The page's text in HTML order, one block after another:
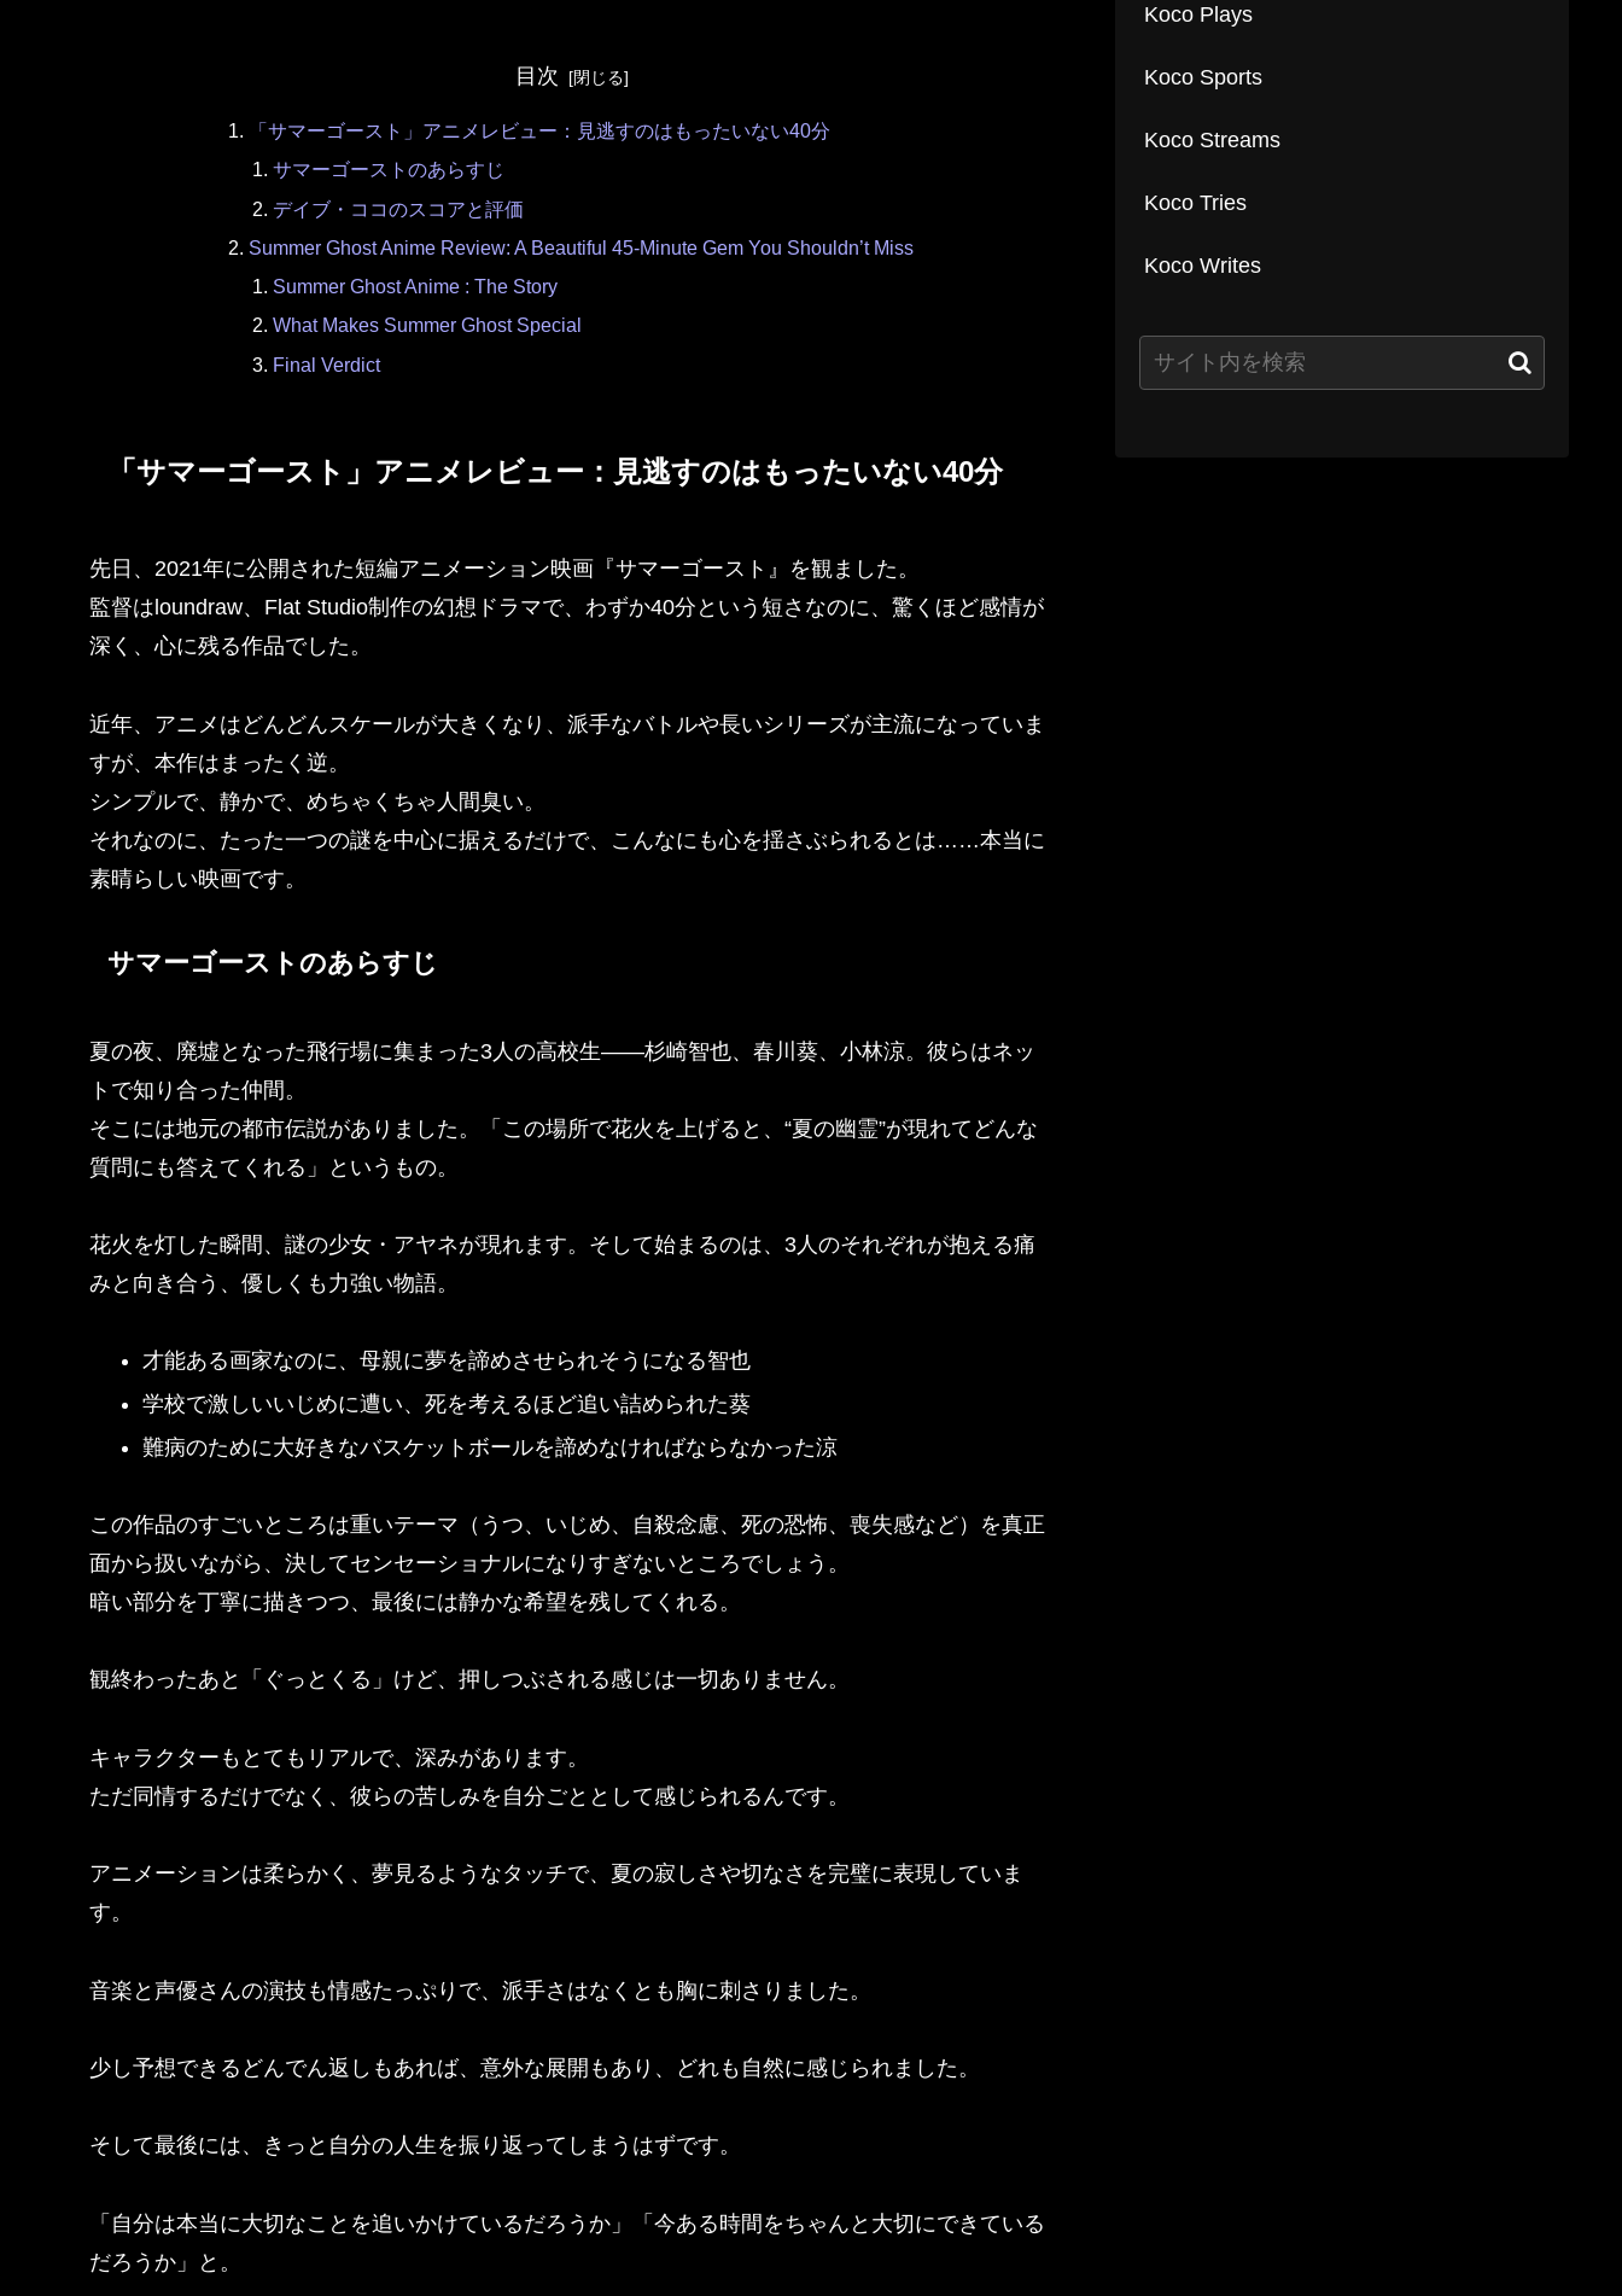
目次
「サマーゴースト」アニメレビュー：見逃すのはもったいない40分
サマーゴーストのあらすじ
デイブ・ココのスコアと評価
Summer Ghost Anime Review: A Beautiful 45-Minute Gem You Shouldn’t Miss
Summer Ghost Anime : The Story
What Makes Summer Ghost Special
Final Verdict
「サマーゴースト」アニメレビュー：見逃すのはもったいない40分
先日、2021年に公開された短編アニメーション映画『サマーゴースト』を観ました。
監督はloundraw、Flat Studio制作の幻想ドラマで、わずか40分という短さなのに、驚くほど感情が
深く、心に残る作品でした。
近年、アニメはどんどんスケールが大きくなり、派手なバトルや長いシリーズが主流になっていま
すが、本作はまったく逆。
シンプルで、静かで、めちゃくちゃ人間臭い。
それなのに、たった一つの謎を中心に据えるだけで、こんなにも心を揺さぶられるとは……本当に
素晴らしい映画です。
サマーゴーストのあらすじ
夏の夜、廃墟となった飛行場に集まった3人の高校生――杉崎智也、春川葵、小林涼。彼らはネッ
トで知り合った仲間。
そこには地元の都市伝説がありました。「この場所で花火を上げると、“夏の幽霊”が現れてどんな
質問にも答えてくれる」というもの。
花火を灯した瞬間、謎の少女・アヤネが現れます。そして始まるのは、3人のそれぞれが抱える痛
みと向き合う、優しくも力強い物語。
才能ある画家なのに、母親に夢を諦めさせられそうになる智也
学校で激しいいじめに遭い、死を考えるほど追い詰められた葵
難病のために大好きなバスケットボールを諦めなければならなかった涼
この作品のすごいところは重いテーマ（うつ、いじめ、自殺念慮、死の恐怖、喪失感など）を真正
面から扱いながら、決してセンセーショナルになりすぎないところでしょう。
暗い部分を丁寧に描きつつ、最後には静かな希望を残してくれる。
観終わったあと「ぐっとくる」けど、押しつぶされる感じは一切ありません。
キャラクターもとてもリアルで、深みがあります。
ただ同情するだけでなく、彼らの苦しみを自分ごととして感じられるんです。
アニメーションは柔らかく、夢見るようなタッチで、夏の寂しさや切なさを完璧に表現していま
す。
音楽と声優さんの演技も情感たっぷりで、派手さはなくとも胸に刺さりました。
少し予想できるどんでん返しもあれば、意外な展開もあり、どれも自然に感じられました。
そして最後には、きっと自分の人生を振り返ってしまうはずです。
「自分は本当に大切なことを追いかけているだろうか」「今ある時間をちゃんと大切にできている
だろうか」と。
Koco Plays
Koco Sports
Koco Streams
Koco Tries
Koco Writes